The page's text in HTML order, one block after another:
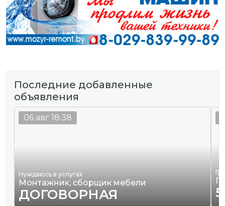
Последние добавленные
объявления
Нуждаюсь в услугах
Монтажник, сборщик мебели
ДОГОВОРНАЯ
06 авг 18:38